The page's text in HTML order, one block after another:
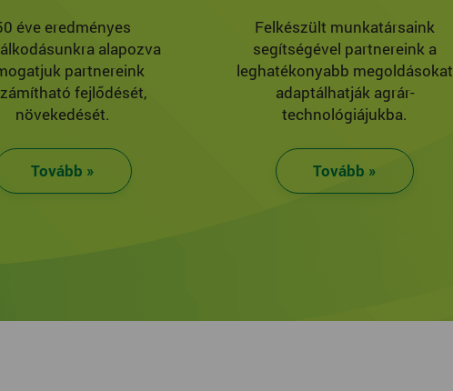
éve eredményes
alapozva
partnereink
fejlődését,
növekedését.
Tovább »
Felkészült munkatársaink
segítségével partnereink a
leghatékonyabb megoldásokat
adaptálhatják agrár-
technológiájukba.
Tovább »